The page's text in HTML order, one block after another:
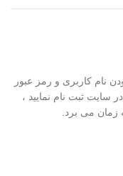
نام کاربری و رمز عبور
سایت ثبت نام نمایید ،
زمان می برد.